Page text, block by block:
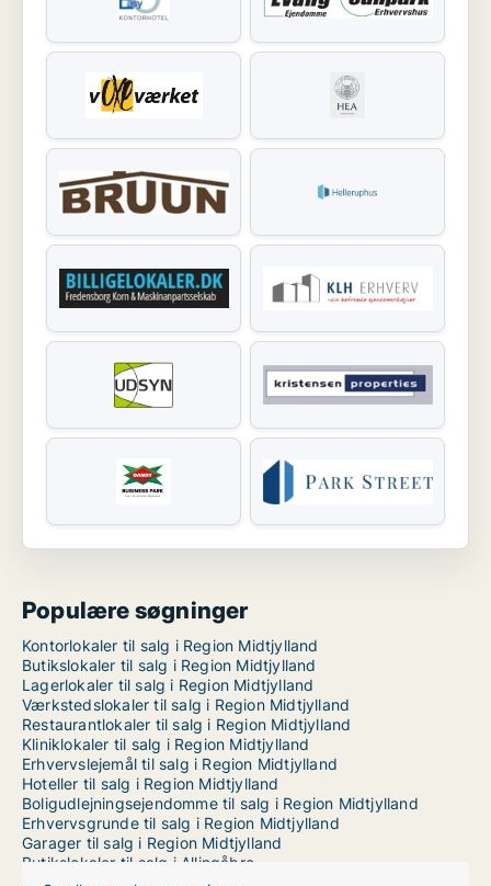
Populære søgninger
Kontorlokaler til salg i Region Midtjylland
Butikslokaler til salg i Region Midtjylland
Lagerlokaler til salg i Region Midtjylland
Værkstedslokaler til salg i Region Midtjylland
Restaurantlokaler til salg i Region Midtjylland
Kliniklokaler til salg i Region Midtjylland
Erhvervslejemål til salg i Region Midtjylland
Hoteller til salg i Region Midtjylland
Boligudlejningsejendomme til salg i Region Midtjylland
Erhvervsgrunde til salg i Region Midtjylland
Garager til salg i Region Midtjylland
Butikslokaler til salg i Allingåbro